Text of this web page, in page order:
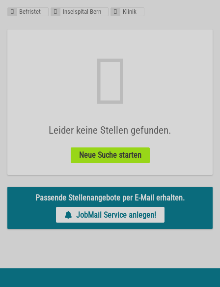
Befristet Inselspital Bern Klinik
Leider keine Stellen gefunden.
Neue Suche starten
Passende Stellenangebote per E-Mail erhalten.
JobMail Service anlegen!